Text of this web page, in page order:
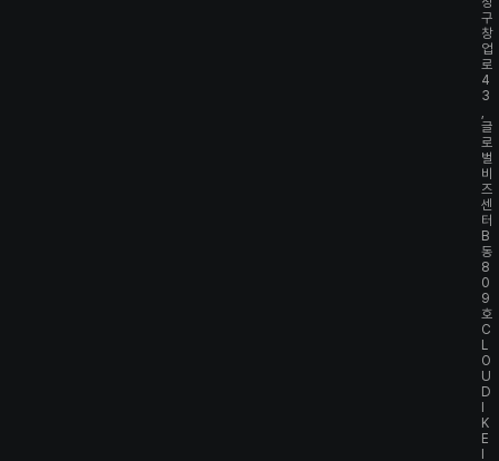
구
창
업
로
4
3
글
로
벌
비
즈
센
터
B
동
8
0
9
호
C
L
O
U
D
K
E